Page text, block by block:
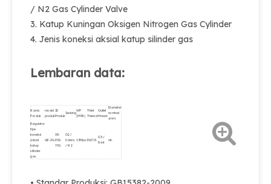
/ N2 Gas Cylinder Valve
3. Katup Kuningan Oksigen Nitrogen Gas Cylinder
4. Jenis koneksi aksial katup silinder gas
Lembaran data:
Nama
Produk
model
produk
ID
Produk
Sedang
WP
(MPA)
Thlet
Thread.
Outlet
thread.
Diameter
nominal
φmm.
Regulator
tipe
koneksi
aksial
katup
silinder
gas
QF-2G.
08-
852-
700.
O2 /
Udara
/ N2
15Mpa. Pz27.8.
G5 /
8-int
Φ4.